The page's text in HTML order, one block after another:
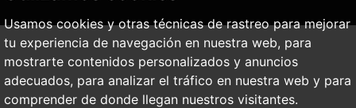
Usamos cookies y otras técnicas de rastreo para mejorar
tu experiencia de navegación en nuestra web, para
mostrarte contenidos personalizados y anuncios
adecuados, para analizar el tráfico en nuestra web y para
comprender de donde llegan nuestros visitantes.